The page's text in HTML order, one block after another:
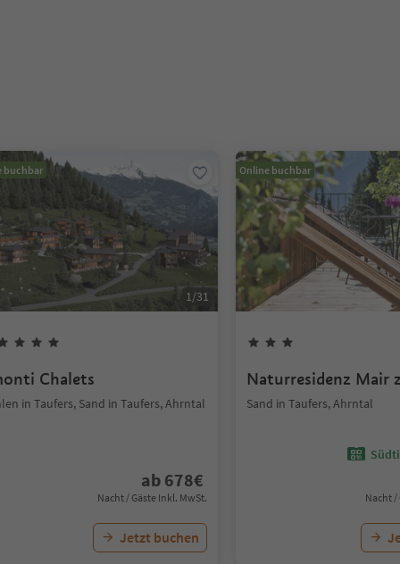
buchbar
1/31
Chalets
in Taufers, Sand in Taufers, Ahrntal
ab 678€
Nacht / Gäste Inkl. MwSt.
Jetzt buchen
Online buchbar
Naturresidenz Mair
Sand in Taufers, Ahrntal
Nacht /